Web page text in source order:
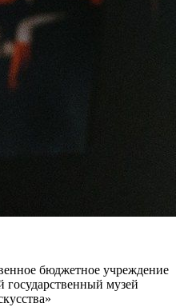
бюджетное учреждение
государственный музей